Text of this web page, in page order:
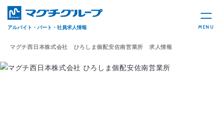
アルバイト・パート・社員求人情報 MENU
マグチ西日本株式会社 ひろしま個配安佐南営業所 求人情報